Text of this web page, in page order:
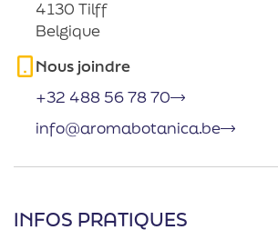
4130 Tilff
Belgique
Nous joindre
+32 488 56 78 70
info@aromabotanica.be
INFOS PRATIQUES